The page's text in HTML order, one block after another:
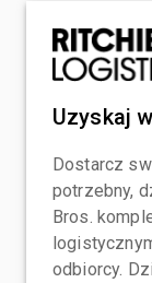
Uzyskaj
Dostarcz
potrzebny,
Bros.
odbiorcy.